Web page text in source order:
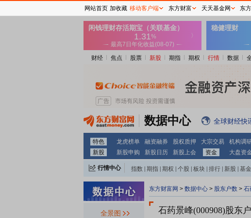
财经 焦点 股票 新股 期指 期权 行情 数据
数据中心 全球财经快
特色 龙虎榜单 融资融券 股权质押 大宗交易 机构调
新股
新股申购 新股日历 新股上会 资金 大盘资
行情中心 指数 期指 期权 个股 板块 排行 新股 基金
全景图
东方财富网 > 数据中心 > 股东户数 > 石
石药景峰(000908)股东
网站首页 加收藏 移动客户端 东方财富 天天基金网 东